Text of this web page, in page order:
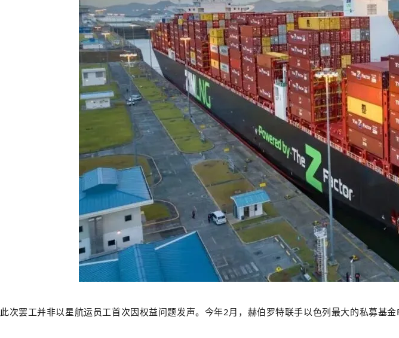
此次罢工并非以星航运员工首次因权益问题发声。今年2月，赫伯罗特联手以色列最大的私募基